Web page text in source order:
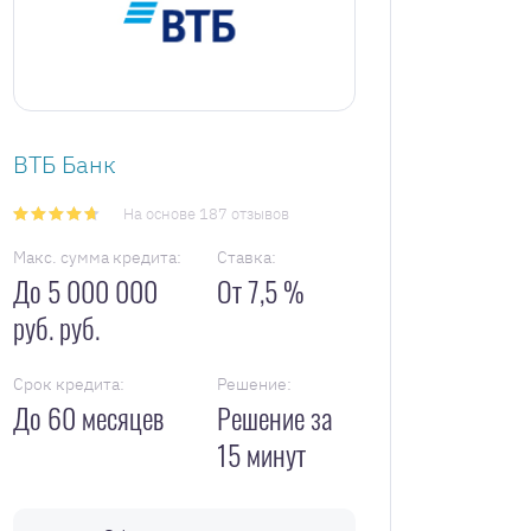
ВТБ Банк
На основе 187 отзывов
Макс. сумма кредита:
До 5 000 000
руб. руб.
Ставка:
От 7,5 %
Срок кредита:
До 60 месяцев
Решение:
Решение за
15 минут